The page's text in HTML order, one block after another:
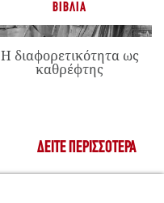
ΒΙΒΛΊΑ
Η διαφορετικότητα ως
καθρέφτης
ΔΕΊΤΕ ΠΕΡΙΣΣΌΤΕΡΑ